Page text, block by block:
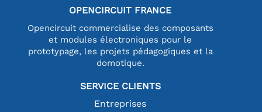
OPENCIRCUIT FRANCE
Opencircuit commercialise des composants
et modules électroniques pour le
prototypage, les projets pédagogiques et la
domotique.
SERVICE CLIENTS
Entreprises